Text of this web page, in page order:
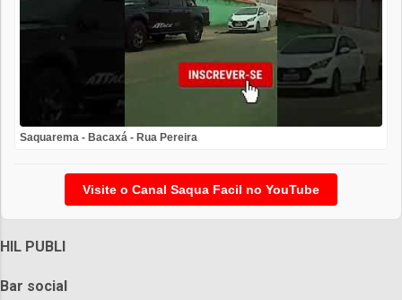
Saquarema - Bacaxá - Rua Pereira
Visite o Canal Saqua Facil no YouTube
HIL PUBLI
Bar social